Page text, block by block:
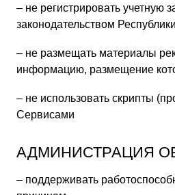
– не регистрировать учетную
законодательством
– не размещать материалы
информацию, размещение
– не использовать скрипты
Сервисами
АДМИНИСТРАЦИЯ
– поддерживать